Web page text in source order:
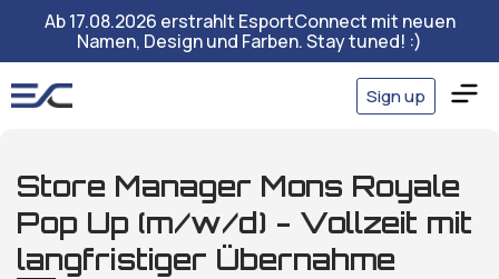
Ab 17.08.2026 erstrahlt EsportConnect mit neuen
Namen, Design und Farben. Stay tuned! :)
Sign up
Store Manager Mons Royale
Pop Up (m/w/d) - Vollzeit mit
langfristiger Übernahme